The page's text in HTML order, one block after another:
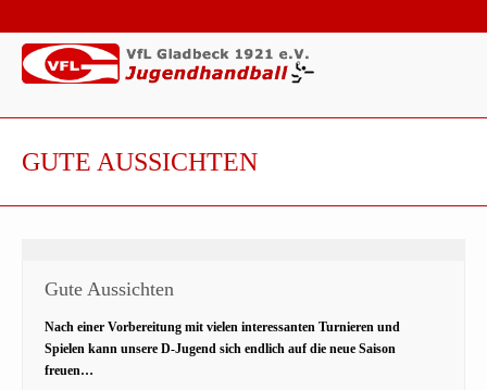
GUTE AUSSICHTEN
Gute Aussichten
Nach einer Vorbereitung mit vielen interessanten Turnieren und
Spielen kann unsere D-Jugend sich endlich auf die neue Saison
freuen…